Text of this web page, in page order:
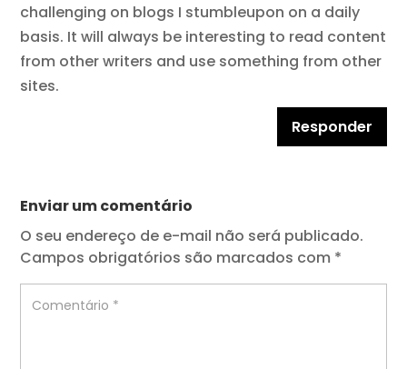
challenging on blogs I stumbleupon on a daily
basis. It will always be interesting to read content
from other writers and use something from other
sites.
Responder
Enviar um comentário
O seu endereço de e-mail não será publicado.
Campos obrigatórios são marcados com *